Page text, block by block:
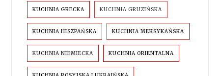
KUCHNIA GRECKA KUCHNIA GRUZIŃSKA
KUCHNIA HISZPAŃSKA KUCHNIA MEKSYKAŃSKA
KUCHNIA NIEMIECKA KUCHNIA ORIENTALNA